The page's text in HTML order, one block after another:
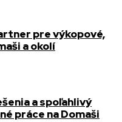
pre výkopové,
a okolí
a spoľahlivý
práce na Domaši